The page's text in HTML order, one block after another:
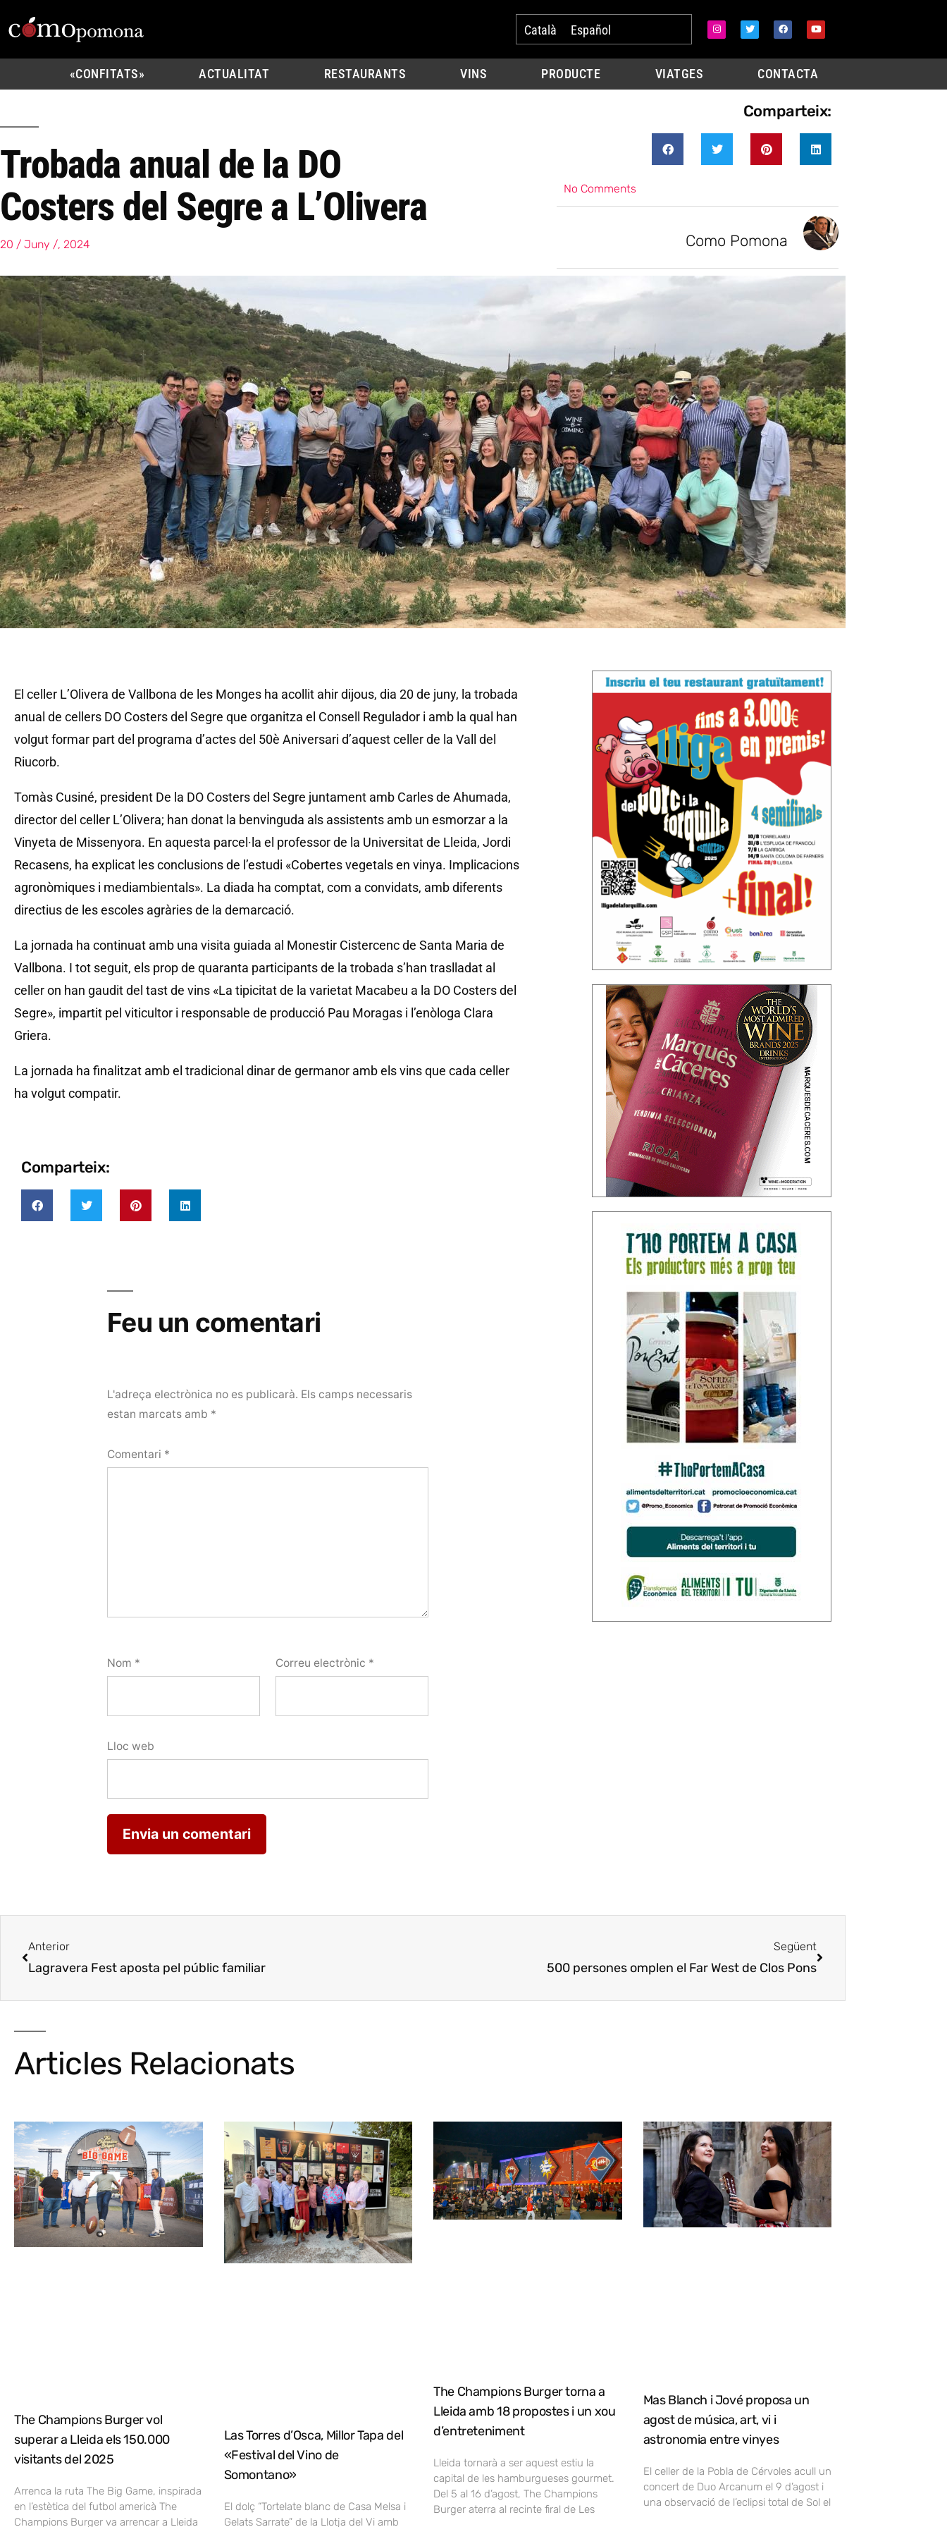
Català Español
«CONFITATS» ACTUALITAT RESTAURANTS VINS PRODUCTE VIATGES CONTACTA
Trobada anual de la DO
Costers del Segre a L’Olivera
20 / Juny /, 2024
Comparteix:
No Comments
Como Pomona
El celler L’Olivera de Vallbona de les Monges ha acollit ahir dijous, dia 20 de juny, la trobada
anual de cellers DO Costers del Segre que organitza el Consell Regulador i amb la qual han
volgut formar part del programa d’actes del 50è Aniversari d’aquest celler de la Vall del
Riucorb.
Tomàs Cusiné, president De la DO Costers del Segre juntament amb Carles de Ahumada,
director del celler L’Olivera; han donat la benvinguda als assistents amb un esmorzar a la
Vinyeta de Missenyora. En aquesta parcel·la el professor de la Universitat de Lleida, Jordi
Recasens, ha explicat les conclusions de l’estudi «Cobertes vegetals en vinya. Implicacions
agronòmiques i mediambientals». La diada ha comptat, com a convidats, amb diferents
directius de les escoles agràries de la demarcació.
La jornada ha continuat amb una visita guiada al Monestir Cistercenc de Santa Maria de
Vallbona. I tot seguit, els prop de quaranta participants de la trobada s’han traslladat al
celler on han gaudit del tast de vins «La tipicitat de la varietat Macabeu a la DO Costers del
Segre», impartit pel viticultor i responsable de producció Pau Moragas i l’enòloga Clara
Griera.
La jornada ha finalitzat amb el tradicional dinar de germanor amb els vins que cada celler
ha volgut compatir.
Comparteix:
Feu un comentari
L'adreça electrònica no es publicarà. Els camps necessaris
estan marcats amb *
Comentari *
Nom * Correu electrònic *
Lloc web
Anterior
Lagravera Fest aposta pel públic familiar
Següent
500 persones omplen el Far West de Clos Pons
Articles Relacionats
The Champions Burger vol
superar a Lleida els 150.000
visitants del 2025
Arrenca la ruta The Big Game, inspirada
en l’estètica del futbol americà The
Champions Burger va arrencar a Lleida
Las Torres d’Osca, Millor Tapa del
«Festival del Vino de
Somontano»
El dolç “Tortelate blanc de Casa Melsa i
Gelats Sarrate” de la Llotja del Vi amb
The Champions Burger torna a
Lleida amb 18 propostes i un xou
d’entreteniment
Lleida tornarà a ser aquest estiu la
capital de les hamburgueses gourmet.
Del 5 al 16 d’agost, The Champions
Burger aterra al recinte firal de Les
Mas Blanch i Jové proposa un
agost de música, art, vi i
astronomia entre vinyes
El celler de la Pobla de Cérvoles acull un
concert de Duo Arcanum el 9 d’agost i
una observació de l’eclipsi total de Sol el